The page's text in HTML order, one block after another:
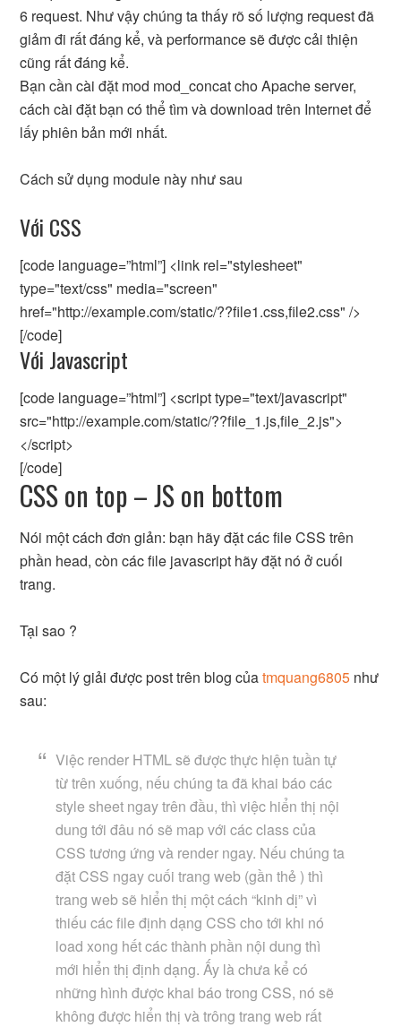
6 request. Như vậy chúng ta thấy rõ số lượng request đã
giảm đi rất đáng kể, và performance sẽ được cải thiện
cũng rất đáng kể.
Bạn cần cài đặt mod mod_concat cho Apache server,
cách cài đặt bạn có thể tìm và download trên Internet để
lấy phiên bản mới nhất.
Cách sử dụng module này như sau
Với CSS
[code language=”html”] <link rel="stylesheet"
type="text/css" media="screen"
href="http://example.com/static/??file1.css,file2.css" />
[/code]
Với Javascript
[code language=”html”] <script type="text/javascript"
src="http://example.com/static/??file_1.js,file_2.js">
</script>
[/code]
CSS on top – JS on bottom
Nói một cách đơn giản: bạn hãy đặt các file CSS trên
phần head, còn các file javascript hãy đặt nó ở cuối
trang.
Tại sao ?
Có một lý giải được post trên blog củatmquang6805 như
sau:
Việc render HTML sẽ được thực hiện tuần tự
từ trên xuống, nếu chúng ta đã khai báo các
style sheet ngay trên đầu, thì việc hiển thị nội
dung tới đâu nó sẽ map với các class của
CSS tương ứng và render ngay. Nếu chúng ta
đặt CSS ngay cuối trang web (gần thẻ ) thì
trang web sẽ hiển thị một cách “kinh dị” vì
thiếu các file định dạng CSS cho tới khi nó
load xong hết các thành phần nội dung thì
mới hiển thị định dạng. Ấy là chưa kể có
những hình được khai báo trong CSS, nó sẽ
không được hiển thị và trông trang web rất